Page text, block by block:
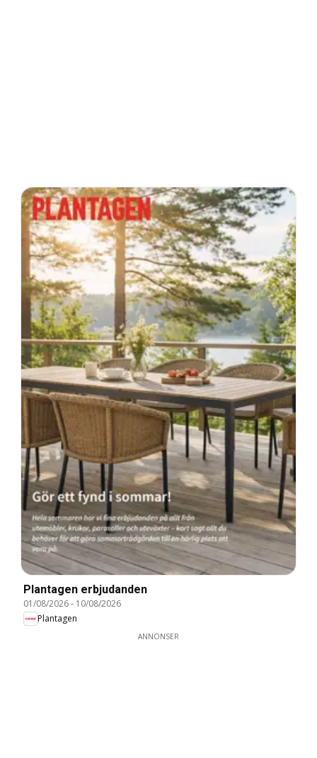
Plantagen erbjudanden
01/08/2026- 10/08/2026
Plantagen
ANNONSER